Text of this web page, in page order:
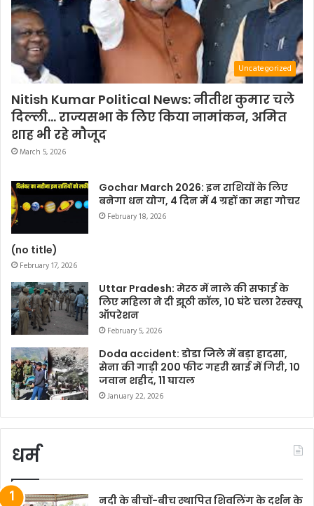
Uncategorized
Nitish Kumar Political News: नीतीश कुमार चले
दिल्ली… राज्यसभा के लिए किया नामांकन, अमित
शाह भी रहे मौजूद
March 5, 2026
Gochar March 2026: इन राशियों के लिए
बनेगा धन योग, 4 दिन में 4 ग्रहों का महा गोचर
February 18, 2026
(no title)
February 17, 2026
Uttar Pradesh: मेरठ में नाले की सफाई के
लिए महिला ने दी झूठी कॉल, 10 घंटे चला रेस्क्यू
ऑपरेशन
February 5, 2026
Doda accident: डोडा जिले में बड़ा हादसा,
सेना की गाड़ी 200 फीट गहरी खाई में गिरी, 10
जवान शहीद, 11 घायल
January 22, 2026
धर्म
नदी के बीचों-बीच स्थापित शिवलिंग के दर्शन के